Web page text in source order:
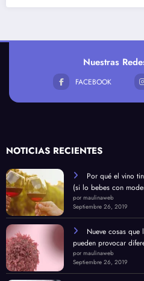
Nuestras
FACEBOOK
NOTICIAS RECIENTES
Por qué el vino
(si lo bebes con
por maulinaweb
Septiembre 26, 2019
Nueve cosas
pueden provocar
por maulinaweb
Septiembre 26, 2019